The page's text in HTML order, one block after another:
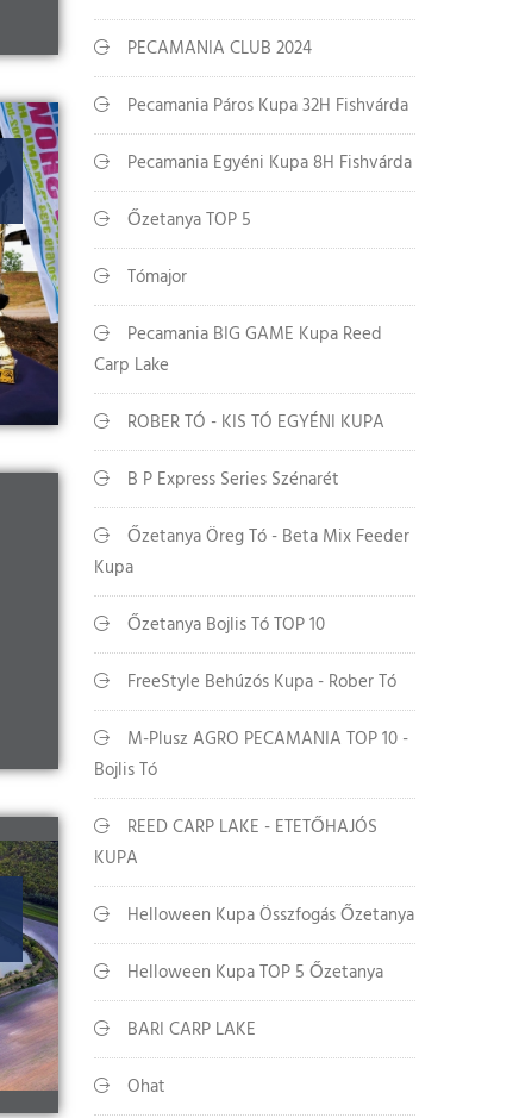
PECAMANIA CLUB 2024
Pecamania Páros Kupa 32H Fishvárda
Pecamania Egyéni Kupa 8H Fishvárda
Őzetanya TOP 5
Tómajor
Pecamania BIG GAME Kupa Reed
Carp Lake
ROBER TÓ - KIS TÓ EGYÉNI KUPA
B P Express Series Szénarét
Őzetanya Öreg Tó - Beta Mix Feeder
Kupa
Őzetanya Bojlis Tó TOP 10
FreeStyle Behúzós Kupa - Rober Tó
M-Plusz AGRO PECAMANIA TOP 10 -
Bojlis Tó
REED CARP LAKE - ETETŐHAJÓS
KUPA
Helloween Kupa Összfogás Őzetanya
Helloween Kupa TOP 5 Őzetanya
BARI CARP LAKE
Ohat